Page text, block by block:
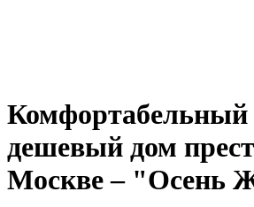
Комфортабельный
дешевый дом
Москве – "Осень